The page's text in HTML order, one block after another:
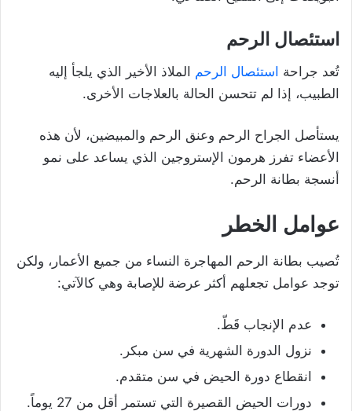
استئصال الرحم
تُعد جراحة استئصال الرحم الملاذ الأخير الذي يلجأ إليه
الطبيب، إذا لم تتحسن الحالة بالعلاجات الأخرى.
يستأصل الجراح الرحم وعنق الرحم والمبيضين، لأن هذه
الأعضاء تفرز هرمون الإستروجين الذي يساعد على نمو
أنسجة بطانة الرحم.
عوامل الخطر
تُصيب بطانة الرحم المهاجرة النساء من جميع الأعمار، ولكن
توجد عوامل تجعلهم أكثر عرضة للإصابة وهي كالآتي:
عدم الإنجاب قَطّ.
نزول الدورة الشهرية في سن مبكر.
انقطاع دورة الحيض في سن متقدم.
دورات الحيض القصيرة التي تستمر أقل من 27 يوماً.